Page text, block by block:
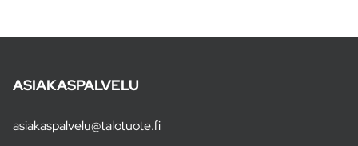
ASIAKASPALVELU
asiakaspalvelu@talotuote.fi